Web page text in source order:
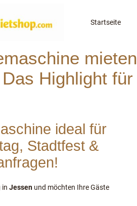
Startseite
mieten
Highlight für
ideal für
Stadtfest &
in Jessen und möchten Ihre Gäste